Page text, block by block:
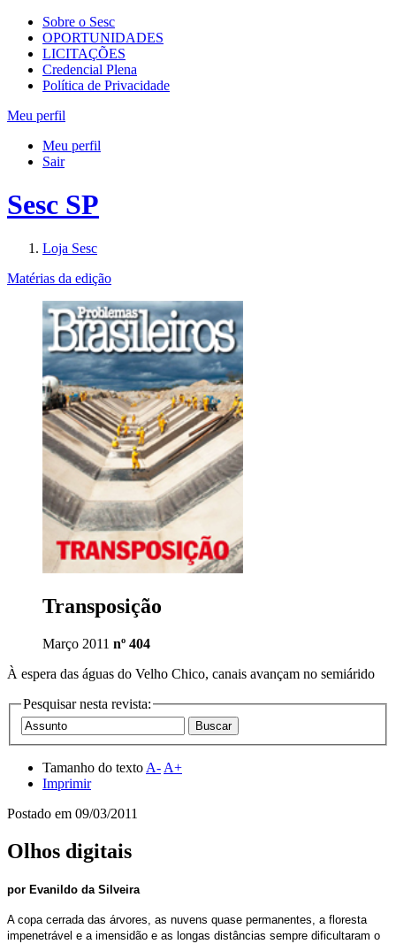
Sobre o Sesc
OPORTUNIDADES
LICITAÇÕES
Credencial Plena
Política de Privacidade
Meu perfil
Meu perfil
Sair
Sesc SP
Loja Sesc
Matérias da edição
Transposição
Março 2011 nº 404
À espera das águas do Velho Chico, canais avançam no semiárido
Pesquisar nesta revista:
Tamanho do texto A- A+
Imprimir
Postado em 09/03/2011
Olhos digitais
por Evanildo da Silveira
A copa cerrada das árvores, as nuvens quase permanentes, a floresta
impenetrável e a imensidão e as longas distâncias sempre dificultaram o